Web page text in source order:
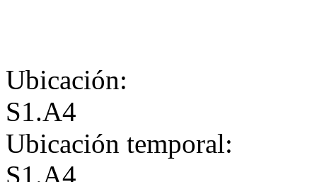
Ubicación:
S1.A4
Ubicación temporal:
S1.A4